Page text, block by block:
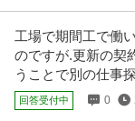
工場で期間工で働
のですが.更新の契
うことで別の仕事
回答受付中 0